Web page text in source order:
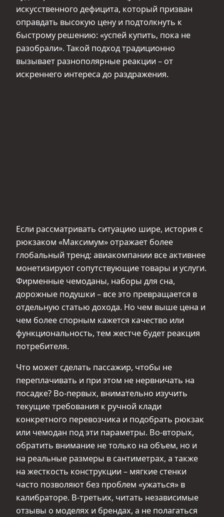
искусственного дефицита, который призван
оправдать высокую цену и подтолкнуть к
быстрому решению: «успей купить, пока не
разобрали». Такой подход традиционно
вызывает разнополярные реакции – от
искреннего интереса до раздражения.
Если рассматривать ситуацию шире, история с
рюкзаком «Максимум» отражает более
глобальный тренд: авиакомпании все активнее
монетизируют сопутствующие товары и услуги.
Фирменные чемоданы, наборы для сна,
дорожные подушки – все это превращается в
отдельную статью дохода. Но чем выше цена и
чем более спорным кажется качество или
функциональность, тем жестче будет реакция
потребителя.
Что может сделать пассажир, чтобы не
переплачивать и при этом не нервничать на
посадке? Во‑первых, внимательно изучить
текущие требования к ручной клади
конкретного перевозчика и подобрать рюкзак
или чемодан под эти параметры. Во‑вторых,
обратить внимание не только на объем, но и
на реальные размеры в сантиметрах, а также
на жесткость конструкции – мягкие стенки
часто позволяют без проблем «ужаться» в
калибраторе. В‑третьих, читать независимые
отзывы о моделях и брендах, а не полагаться